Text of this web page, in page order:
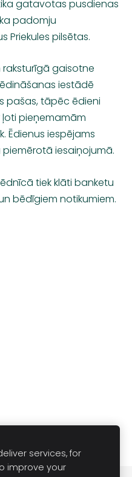
gatavotas pusdienas
padomju
Priekules pilsētas.
raksturīgā gaisotne
iestādē
pašas, tāpēc ēdieni
pieņemamām
Ēdienus iespējams
iesaiņojumā.
tiek klāti banketu
bēdīgiem notikumiem.
services, for
improve your